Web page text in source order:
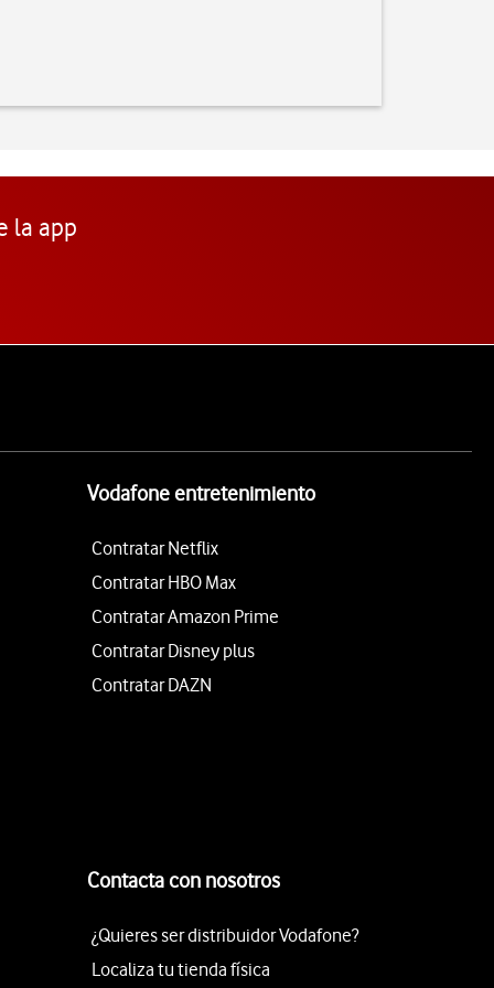
la app
Vodafone entretenimiento
Contratar Netflix
Contratar HBO Max
Contratar Amazon Prime
Contratar Disney plus
Contratar DAZN
Contacta con nosotros
¿Quieres ser distribuidor Vodafone?
Localiza tu tienda física